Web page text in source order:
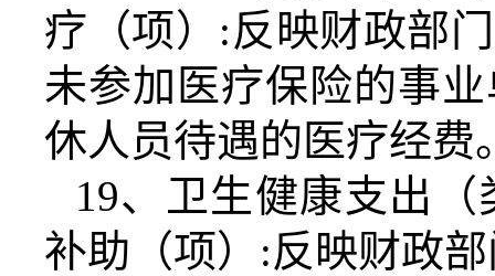
疗（项） :反映财政部
未参加医疗保险的事
休人员待遇的医疗经费
19、卫生健康支出
补助（项） :反映财政